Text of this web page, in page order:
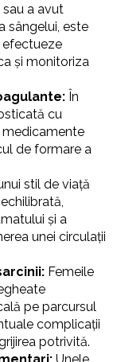
a avut
sângelui, este
efectueze
și monitoriza
În
cu
de formare a
stil de viață
și a
unei circulații
Femeile
pe parcursul
complicații
potrivită.
Unele